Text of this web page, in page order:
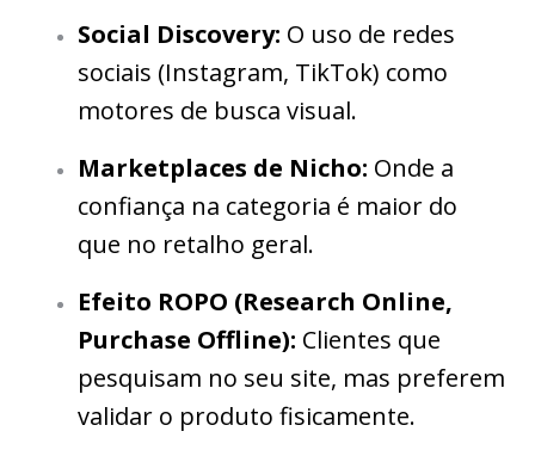
Social Discovery: O uso de redes
sociais (Instagram, TikTok) como
motores de busca visual.
Marketplaces de Nicho: Onde a
confiança na categoria é maior do
que no retalho geral.
Efeito ROPO (Research Online,
Purchase Offline): Clientes que
pesquisam no seu site, mas preferem
validar o produto fisicamente.